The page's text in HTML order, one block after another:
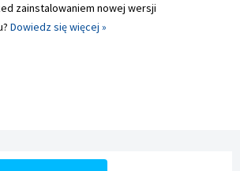
zainstalowaniem nowej wersji
Dowiedz się więcej »